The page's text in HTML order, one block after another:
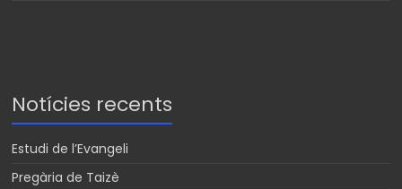
Notícies recents
Estudi de l’Evangeli
Pregària de Taizè